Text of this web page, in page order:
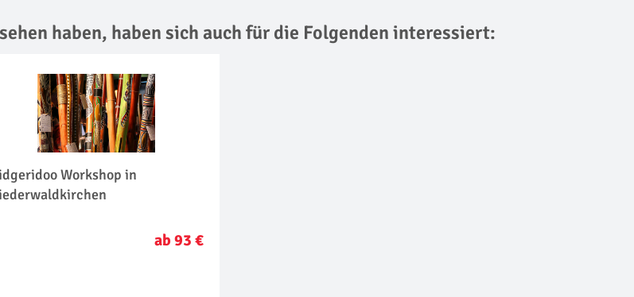
haben, haben sich auch für die Folgenden interessiert:
Workshop in
ab 93 €